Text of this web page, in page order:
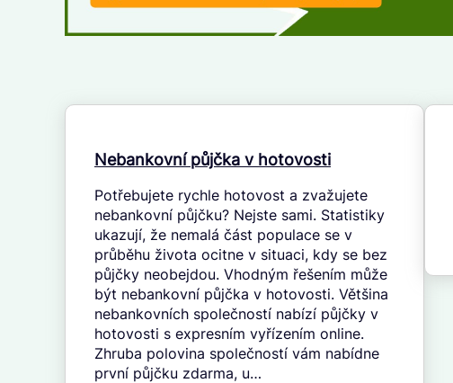
Nebankovní půjčka v hotovosti
Potřebujete rychle hotovost a zvažujete
nebankovní půjčku? Nejste sami. Statistiky
ukazují, že nemalá část populace se v
průběhu života ocitne v situaci, kdy se bez
půjčky neobejdou. Vhodným řešením může
být nebankovní půjčka v hotovosti. Většina
nebankovních společností nabízí půjčky v
hotovosti s expresním vyřízením online.
Zhruba polovina společností vám nabídne
první půjčku zdarma, u…